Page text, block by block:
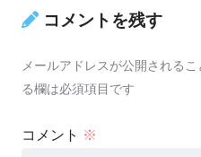
コメントを残す
メールアドレスが公開されるこ
る欄は必須項目です
コメント ※